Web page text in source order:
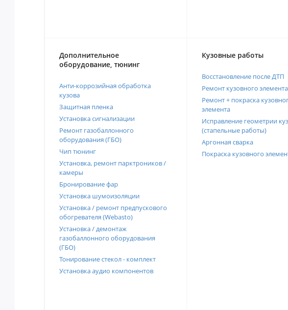
Дополнительное
оборудование, тюнинг
Анти-коррозийная обработка
кузова
Защитная пленка
Установка сигнализации
Ремонт газобаллонного
оборудования (ГБО)
Чип тюнинг
Установка, ремонт парктроников /
камеры
Бронирование фар
Установка шумоизоляции
Установка / ремонт предпускового
обогревателя (Webasto)
Установка / демонтаж
газобаллонного оборудования
(ГБО)
Тонирование стекол - комплект
Установка аудио компонентов
Кузовные работы
Восстановление после ДТП
Ремонт кузовного элемента
Ремонт + покраска
элемента
Исправление геометрии
(стапельные работы)
Аргонная сварка
Покраска кузовного